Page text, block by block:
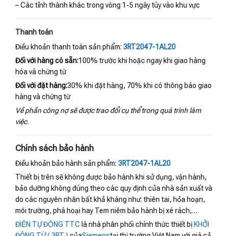
– Các tỉnh thành khác trong vòng 1-5 ngày tùy vào khu vực
Thanh toán
Điều khoản thanh toán sản phẩm: 3RT2047-1AL20
Đối với hàng có sẵn:100% trước khi hoặc ngay khi giao hàng
hóa và chứng từ
Đối với đặt hàng:30% khi đặt hàng, 70% khi có thông báo giao
hàng và chứng từ
Về phần công nợ sẽ được trao đổi cụ thể trong quá trình làm
việc.
Chính sách bảo hành
Điều khoản bảo hành sản phẩm: 3RT2047-1AL20
Thiết bị trên sẽ không được bảo hành khi sử dụng, vận hành,
bảo dưỡng không đúng theo các quy định của nhà sản xuất và
do các nguyên nhân bất khả kháng như: thiên tai, hỏa hoạn,
môi trường, phá hoại hay Tem niêm bảo hành bị xé rách,…
ĐIỆN TỰ ĐỘNG TTC là nhà phân phối chính thức thiết bị KHỞI